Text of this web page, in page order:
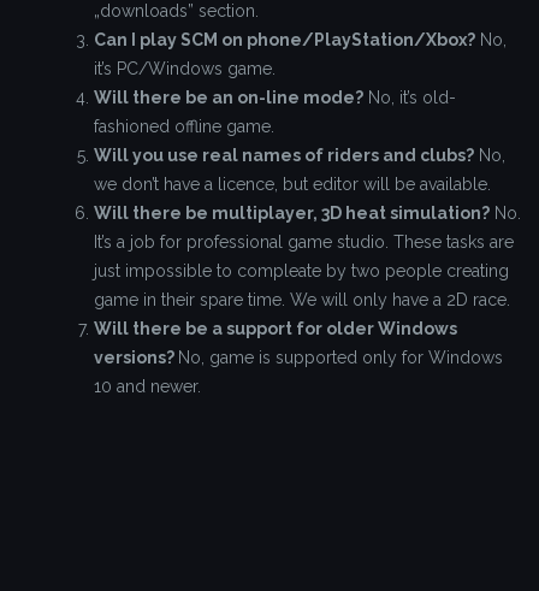
„downloads” section.
Can I play SCM on phone/PlayStation/Xbox? No,
it’s PC/Windows game.
Will there be an on-line mode? No, it’s old-
fashioned offline game.
Will you use real names of riders and clubs? No,
we don’t have a licence, but editor will be available.
Will there be multiplayer, 3D heat simulation? No.
It’s a job for professional game studio. These tasks are
just impossible to compleate by two people creating
game in their spare time. We will only have a 2D race.
Will there be a support for older Windows
versions? No, game is supported only for Windows
10 and newer.